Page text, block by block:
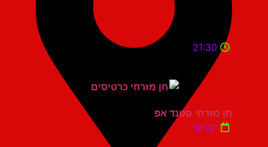
21:30
חן מזרחי סטנד אפ
יום ש'